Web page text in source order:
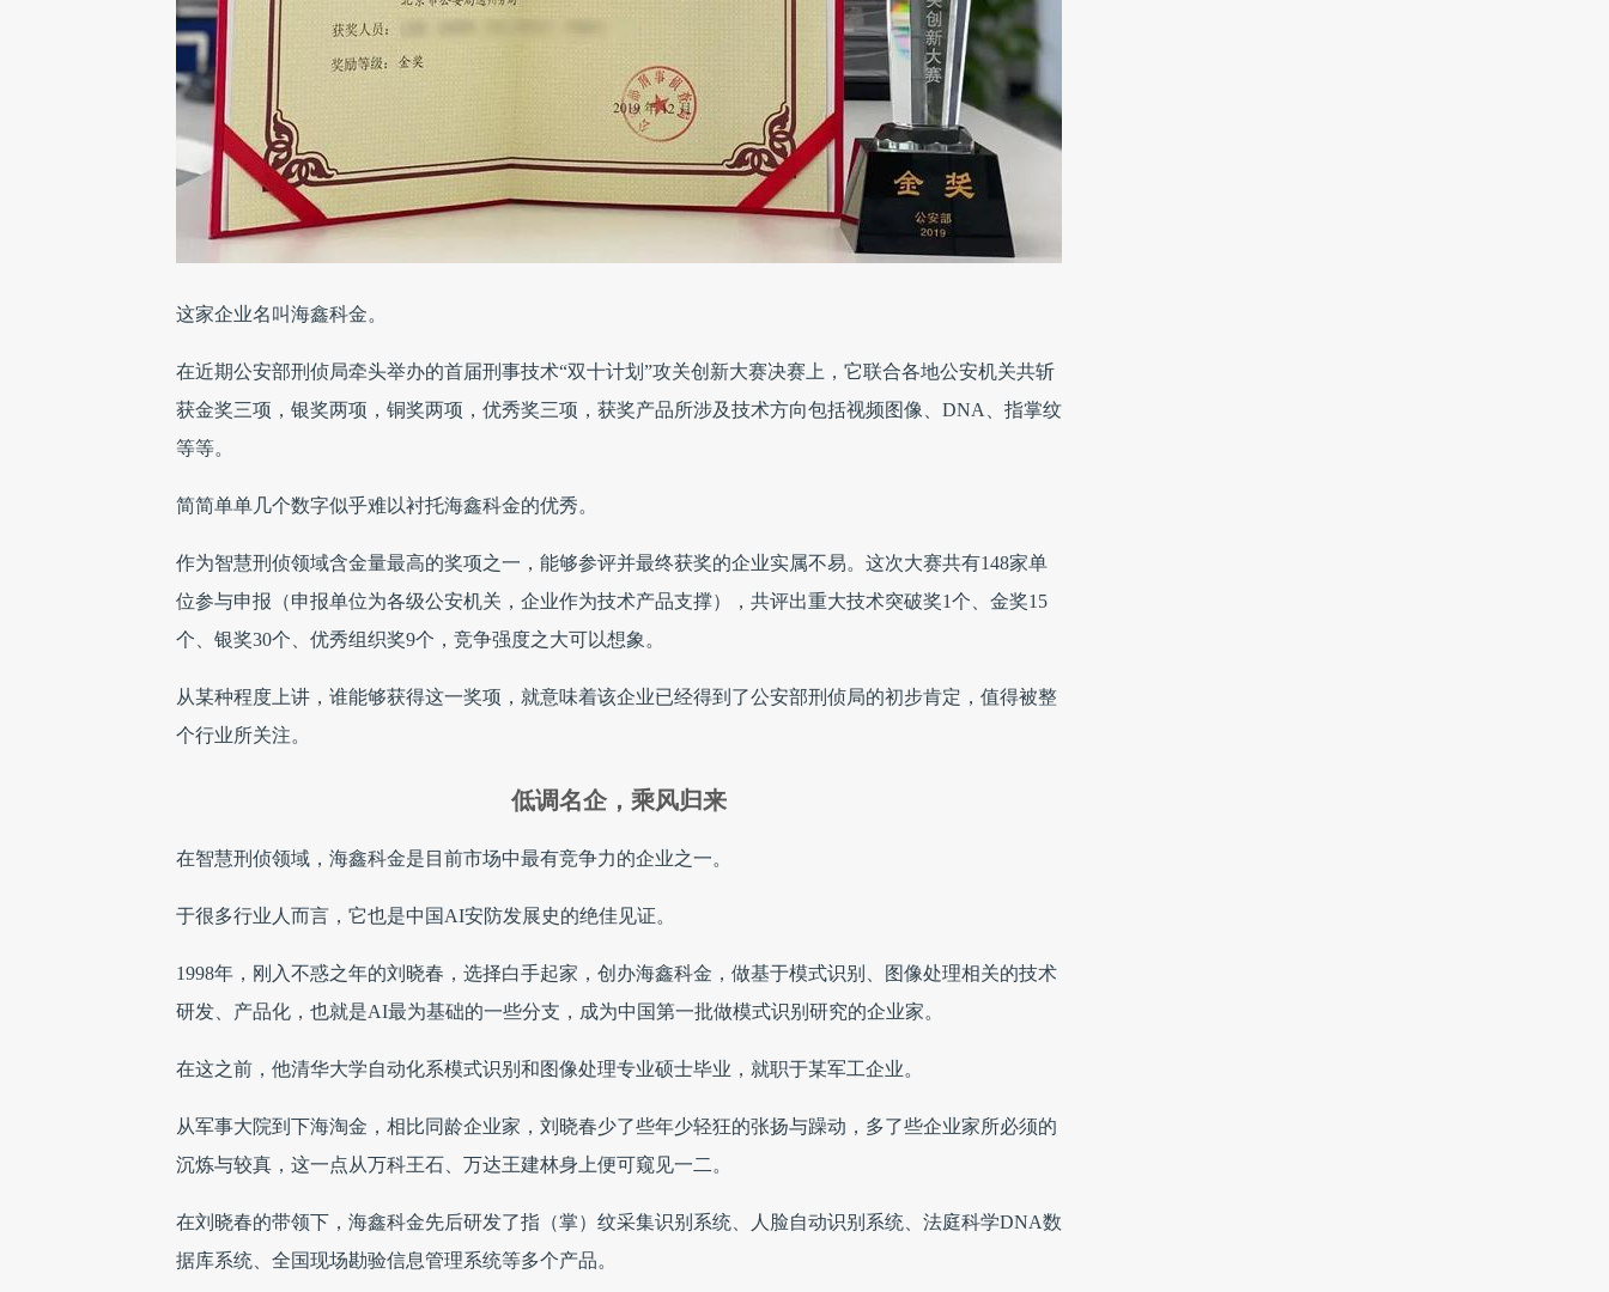
这家企业名叫海鑫科金。
在近期公安部刑侦局牵头举办的首届刑事技术“双十计划”攻关创新大赛决赛上，它联合各地公安机关共斩
获金奖三项，银奖两项，铜奖两项，优秀奖三项，获奖产品所涉及技术方向包括视频图像、DNA、指掌纹
等等。
简简单单几个数字似乎难以衬托海鑫科金的优秀。
作为智慧刑侦领域含金量最高的奖项之一，能够参评并最终获奖的企业实属不易。这次大赛共有148家单
位参与申报（申报单位为各级公安机关，企业作为技术产品支撑），共评出重大技术突破奖1个、金奖15
个、银奖30个、优秀组织奖9个，竞争强度之大可以想象。
从某种程度上讲，谁能够获得这一奖项，就意味着该企业已经得到了公安部刑侦局的初步肯定，值得被整
个行业所关注。
低调名企，乘风归来
在智慧刑侦领域，海鑫科金是目前市场中最有竞争力的企业之一。
于很多行业人而言，它也是中国AI安防发展史的绝佳见证。
1998年，刚入不惑之年的刘晓春，选择白手起家，创办海鑫科金，做基于模式识别、图像处理相关的技术
研发、产品化，也就是AI最为基础的一些分支，成为中国第一批做模式识别研究的企业家。
在这之前，他清华大学自动化系模式识别和图像处理专业硕士毕业，就职于某军工企业。
从军事大院到下海淘金，相比同龄企业家，刘晓春少了些年少轻狂的张扬与躁动，多了些企业家所必须的
沉炼与较真，这一点从万科王石、万达王建林身上便可窥见一二。
在刘晓春的带领下，海鑫科金先后研发了指（掌）纹采集识别系统、人脸自动识别系统、法庭科学DNA数
据库系统、全国现场勘验信息管理系统等多个产品。